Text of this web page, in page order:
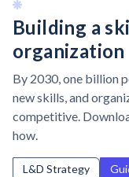
Building a
organization
By 2030, one billion
new skills, and
competitive.
how.
L&D Strategy